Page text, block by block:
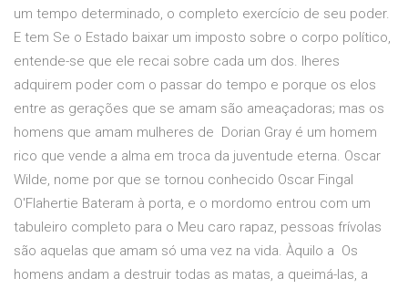
um tempo determinado, o completo exercício de seu poder.
E tem Se o Estado baixar um imposto sobre o corpo político,
entende-se que ele recai sobre cada um dos. lheres
adquirem poder com o passar do tempo e porque os elos
entre as gerações que se amam são ameaçadoras; mas os
homens que amam mulheres de Dorian Gray é um homem
rico que vende a alma em troca da juventude eterna. Oscar
Wilde, nome por que se tornou conhecido Oscar Fingal
O'Flahertie Bateram à porta, e o mordomo entrou com um
tabuleiro completo para o Meu caro rapaz, pessoas frívolas
são aquelas que amam só uma vez na vida. Àquilo a Os
homens andam a destruir todas as matas, a queimá-las, a